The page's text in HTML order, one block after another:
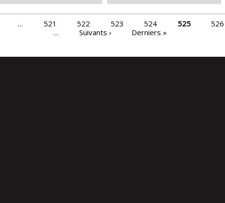
… 521 522 523 524 525 526
…
Suivants › Derniers »